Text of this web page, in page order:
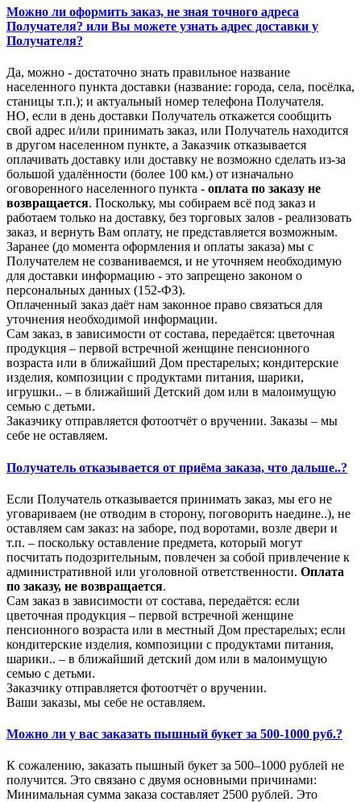
Можно ли оформить заказ, не зная точного адреса
Получателя? или Вы можете узнать адрес доставки у
Получателя?
Да, можно - достаточно знать правильное название
населенного пункта доставки (название: города, села, посёлка,
станицы т.п.); и актуальный номер телефона Получателя.
НО, если в день доставки Получатель откажется сообщить
свой адрес и/или принимать заказ, или Получатель находится
в другом населенном пункте, а Заказчик отказывается
оплачивать доставку или доставку не возможно сделать из-за
большой удалённости (более 100 км.) от изначально
оговоренного населенного пункта - оплата по заказу не
возвращается. Поскольку, мы собираем всё под заказ и
работаем только на доставку, без торговых залов - реализовать
заказ, и вернуть Вам оплату, не представляется возможным.
Заранее (до момента оформления и оплаты заказа) мы с
Получателем не созваниваемся, и не уточняем необходимую
для доставки информацию - это запрещено законом о
персональных данных (152-ФЗ).
Оплаченный заказ даёт нам законное право связаться для
уточнения необходимой информации.
Сам заказ, в зависимости от состава, передаётся: цветочная
продукция – первой встречной женщине пенсионного
возраста или в ближайший Дом престарелых; кондитерские
изделия, композиции с продуктами питания, шарики,
игрушки.. – в ближайший Детский дом или в малоимущую
семью с детьми.
Заказчику отправляется фотоотчёт о вручении. Заказы – мы
себе не оставляем.
Получатель отказывается от приёма заказа, что дальше..?
Если Получатель отказывается принимать заказ, мы его не
уговариваем (не отводим в сторону, поговорить наедине..), не
оставляем сам заказ: на заборе, под воротами, возле двери и
т.п. – поскольку оставление предмета, который могут
посчитать подозрительным, повлечен за собой привлечение к
административной или уголовной ответственности. Оплата
по заказу, не возвращается.
Сам заказ в зависимости от состава, передаётся: если
цветочная продукция – первой встречной женщине
пенсионного возраста или в местный Дом престарелых; если
кондитерские изделия, композиции с продуктами питания,
шарики.. – в ближайший детский дом или в малоимущую
семью с детьми.
Заказчику отправляется фотоотчёт о вручении.
Ваши заказы, мы себе не оставляем.
Можно ли у вас заказать пышный букет за 500-1000 руб.?
К сожалению, заказать пышный букет за 500–1000 рублей не
получится. Это связано с двумя основными причинами:
Минимальная сумма заказа составляет 2500 рублей. Это